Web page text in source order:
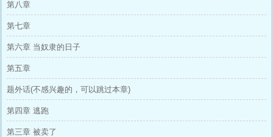
第八章
第七章
第六章 当奴隶的日子
第五章
题外话(不感兴趣的，可以跳过本章)
第四章 逃跑
第三章 被卖了